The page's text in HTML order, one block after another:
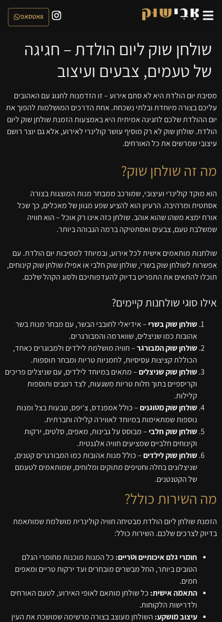
וואטסאפ
שולחן שוק ליום הולדת – חגיגה
של טעמים, צבעים ועיצוב
מסיבת יום הולדת היא לא סתם אירוע – זו הזדמנות לחגוג עם האהובים
עליכם בצורה מיוחדת ובלתי נשכחת. אחת הדרכים המושלמות להפוך את
יום ההולדת שלכם לחגיגה אמיתית היא באמצעות הזמנת שולחן שוק ליום
הולדת. שולחן שוק לא רק מוסיף עושר קולינרי לאירוע, אלא גם יוצר רושם
עיצובי שמרשים את כל האורחים.
מה זה שולחן שוק?
הוא מוקד קולינרי ועיצובי, שמורכב ממבחר מנות המוצגות בצורה
אסתטית ומרהיבה. הרעיון הוא להציע שפע מגוון של מאכלים, כך שכל
אורח ימצא משהו שהוא אוהב. שולחן כזה אינו רק אוכל – הוא חוויה
שמשלבת טעם, צבעים ואסתטיקה ברמה הגבוהה ביותר.
שולחנות מותאמים אישית לכל אירוע, ובמיוחד למסיבות יום הולדת. עם
אפשרות לשולחן שוק בשרי, שולחן שוק חלבי או אפילו שולחן שוק קינוחים,
תוכלו להתאים את התפריט בדיוק להעדפותיכם ולסוג הקהל שלכם.
אילו סוגי שולחנות קיימים?
שולחן שוק בשרי – אידיאלי לחובבי הבשר, עם מבחר מנות בשר
אהובות כמו שניצלים, שווארמה והמבורגרים.
שולחן שוק המבורגר – חוויה מושלמת לילדים ולמבוגרים כאחד,
הכוללת קציצות עסיסיות, לחמניות טריות ומבחר תוספות.
שולחן שוק שניצלים – מתאים במיוחד לילדים, עם שניצלים פריכים
וקריספיים בתוך חלות טריות משגעות, לצד רטבים ותוספות
קלילות.
שולחן שוק מטוגנים – כולל אמפנדס, צ’יפס, טבעות בצל ומנות
נוספות שמתאימות במיוחד לאווירה קלילה וחברתית.
שולחן שוק חלבי – מבוסס על גבינות, מאפים, סלטים, ירקות
וקינוחים חלביים שמציעים חוויה אלגנטית.
שולחן שוק לילדים – כולל מנות אהובות כמו המבורגרים קטנים,
שניצלונים בחלה וחטיפים מתוקים ומלוחים, שמותאמים לטעמם
של הקטנטנים.
מה השירות כולל?
הזמנת שולחן ליום הולדת מבטיחה חוויה קולינרית מושלמת שמותאמת
בדיוק לצרכים שלכם. השירות כולל:
חומרי גלם איכותיים וטריים: כל המנות מוכנות מחומרי הגלם
הטובים ביותר, החל מבשרים מובחרים ועד ירקות טריים ומאפים
חמים.
התאמה אישית: כל שולחן מותאם לאופי האירוע, לטעם האורחים
ולדרישות הלקוחות.
עיצוב מושקע: השולחן מעוצב בצורה מרשימה שמושכת את העין